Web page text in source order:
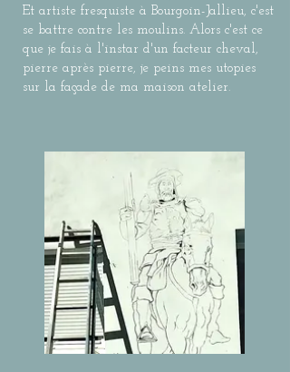
Et artiste fresquiste à Bourgoin-Jallieu, c'est
se battre contre les moulins. Alors c'est ce
que je fais à l'instar d'un facteur cheval,
pierre après pierre, je peins mes utopies
sur la façade de ma maison atelier.